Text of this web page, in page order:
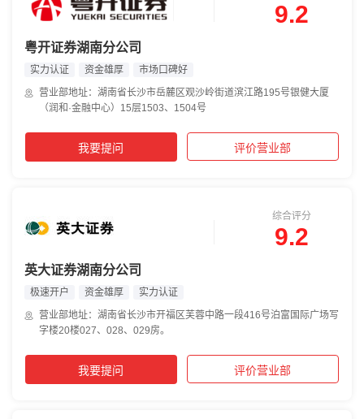
9.2
粤开证券湖南分公司
实力认证 资金雄厚
市场口碑好
营业部地址：湖南省长沙市岳麓区观沙岭街道滨江路195号银健大厦
（润和·金融中心）15层1503、1504号
我要提问 评价营业部
综合评分
9.2
英大证券湖南分公司
极速开户 资金雄厚
实力认证
营业部地址：湖南省长沙市开福区芙蓉中路一段416号泊富国际广场写
字楼20楼027、028、029房。
我要提问 评价营业部